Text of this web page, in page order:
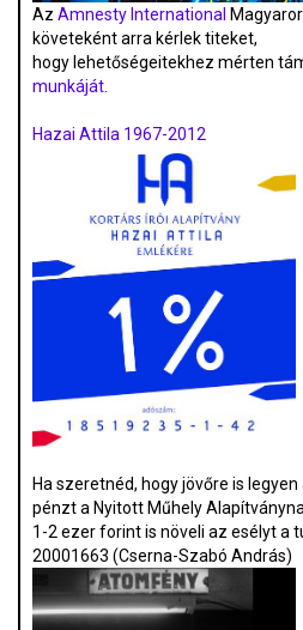
Az Amnesty International
követeként arra kérlek titeket,
hogy lehetőségeitekhez mérten
munkáját.
Hazai Attila 1967-2012
Ha szeretnéd, hogy jövőre is
pénzt a Nyitott Műhely
1-2 ezer forint is növeli az esélyt a
20001663 (Cserna-Szabó András)